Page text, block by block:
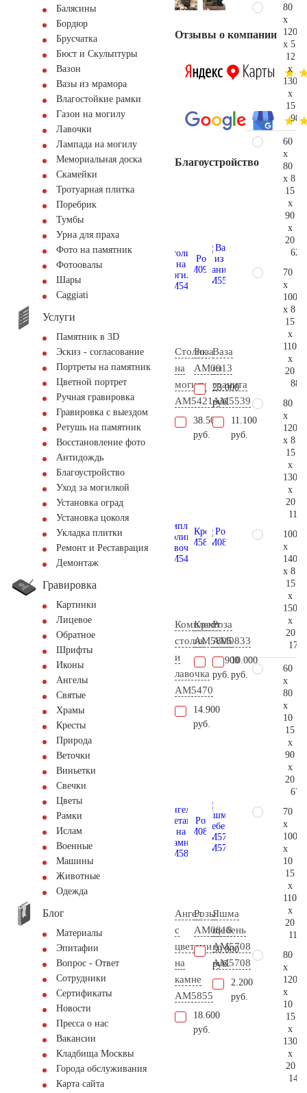
Балясины
Бордюр
Брусчатка
Бюст и Скульптуры
Вазон
Вазы из мрамора
Влагостойкие рамки
Газон на могилу
Лавочки
Лампада на могилу
Мемориальная доска
Скамейки
Тротуарная плитка
Поребрик
Тумбы
Урна для праха
Фото на памятник
Фотоовалы
Шары
Сaggiati
Услуги
Памятник в 3D
Эскиз - согласование
Портреты на памятник
Цветной портрет
Ручная гравировка
Гравировка с выездом
Ретушь на памятник
Восстановление фото
Антидождь
Благоустройство
Уход за могилкой
Установка оград
Установка цоколя
Укладка плитки
Ремонт и Реставрация
Демонтаж
Гравировка
Картинки
Лицевое
Обратное
Шрифты
Иконы
Ангелы
Святые
Храмы
Кресты
Природа
Веточки
Виньетки
Свечки
Цветы
Рамки
Ислам
Военные
Машины
Животные
Одежда
Блог
Материалы
Эпитафии
Вопрос - Ответ
Сотрудники
Сертификаты
Новости
Пресса о нас
Вакансии
Кладбища Москвы
Города обслуживания
Карта сайта
Отзывы о компании
Благоустройство
Столик
на
могилу
AM5421
38.500
руб.
Роза
AM0913
23.000
руб.
Ваза
из
гранита
AM5539
11.100
руб.
Комплект
столик
и
лавочка
АМ5470
14.900
руб.
Крест
AM5805
13.900
руб.
Роза
AM0833
10.000
руб.
Ангел
с
цветами
на
камне
AM5855
18.600
руб.
Розы
AM0818
50.000
руб.
Яшма
щебень
АМ5708
AM5708
2.200
руб.
80
x
120
x 5
12
x
130
x
15
60
x
80
x 8
15
x
90
x
20
70
x
100
x 8
15
x
110
x
20
80
x
120
x 8
15
x
130
x
20
100
x
140
x 8
15
x
150
x
20
60
x
80
x
10
15
x
90
x
20
70
x
100
x
10
15
x
110
x
20
80
x
120
x
10
15
x
130
x
20